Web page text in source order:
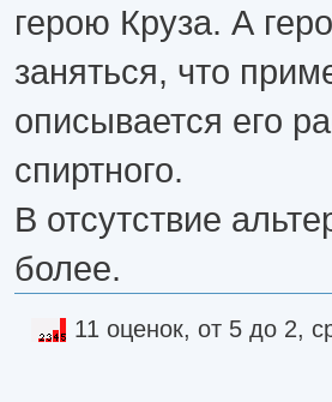
герою Круза. А
заняться, что
описывается его
спиртного.
В отсутствие
более.
11 оценок, от 5 до 2,